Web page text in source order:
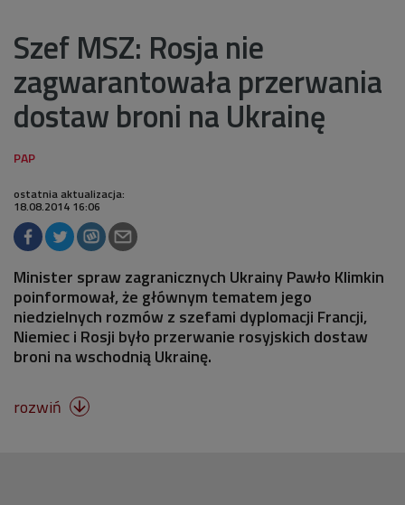
Szef MSZ: Rosja nie
zagwarantowała przerwania
dostaw broni na Ukrainę
ostatnia aktualizacja:
18.08.2014 16:06
Minister spraw zagranicznych Ukrainy Pawło Klimkin
poinformował, że głównym tematem jego
niedzielnych rozmów z szefami dyplomacji Francji,
Niemiec i Rosji było przerwanie rosyjskich dostaw
broni na wschodnią Ukrainę.
rozwiń 